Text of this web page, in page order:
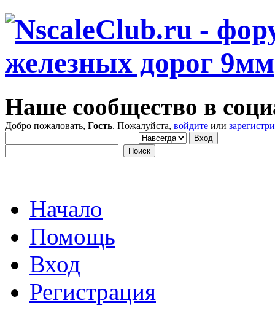
Наше сообщество в
Добро пожаловать, Гость. Пожалуйста, войдите или
Начало
Помощь
Вход
Регистрация